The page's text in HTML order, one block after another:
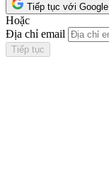
Tiếp tục với Google
Hoặc
Địa chỉ email
Tiếp tục